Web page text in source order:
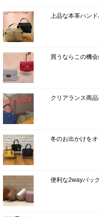
上品な本革ハン
買うならこの機
クリアランス商品
冬のお出かけを
便利な2wayバッ